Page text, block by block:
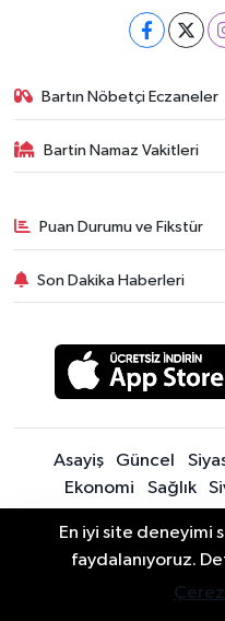
Bartın Nöbetçi Eczaneler
Bartin Namaz Vakitleri
Puan Durumu ve Fikstür
Son Dakika Haberleri
Asayiş Güncel
Ekonomi
Sağlık
Sitede yayınlanan içerik
Yayınlanan yorumlardan
Bartın İnfo sorumlu
En iyi site deneyimi
faydalanıyoruz.
Bartın'da Şafak
Şüpheli Aranıyor